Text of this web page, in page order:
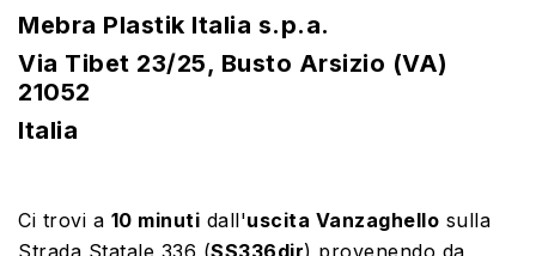
Mebra Plastik Italia s.p.a.
Via Tibet 23/25, Busto Arsizio (VA)
21052
Italia
Ci trovi a 10 minuti dall'uscita Vanzaghello sulla
Strada Statale 336 (SS336dir) provenendo da